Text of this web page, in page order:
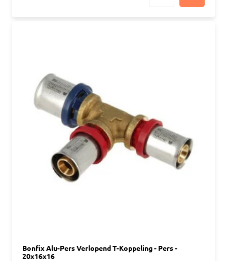
Bonfix Alu-Pers Verlopend T-Koppeling - Pers -
20x16x16